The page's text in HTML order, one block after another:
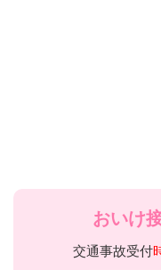
おいけ
交通事故受付